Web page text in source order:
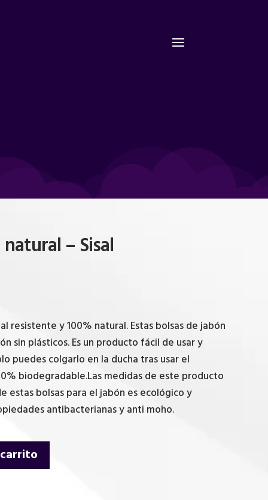
– Sisal
resistente y 100% natural. Estas bolsas de jabón
sin plásticos. Es un producto fácil de usar y
puedes colgarlo en la ducha tras usar el
biodegradable.Las medidas de este producto
estas bolsas para el jabón es ecológico y
antibacterianas y anti moho.